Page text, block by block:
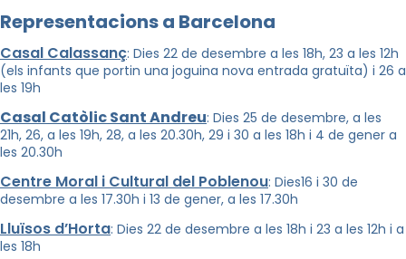
Representacions a Barcelona
Casal Calassanç: Dies 22 de desembre a les 18h, 23 a les 12h
(els infants que portin una joguina nova entrada gratuïta) i 26 a
les 19h
Casal Catòlic Sant Andreu: Dies 25 de desembre, a les
21h, 26, a les 19h, 28, a les 20.30h, 29 i 30 a les 18h i 4 de gener a
les 20.30h
Centre Moral i Cultural del Poblenou: Dies16 i 30 de
desembre a les 17.30h i 13 de gener, a les 17.30h
Lluïsos d’Horta: Dies 22 de desembre a les 18h i 23 a les 12h i a
les 18h